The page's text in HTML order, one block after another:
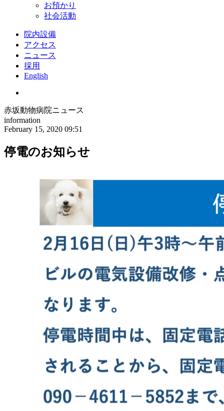
お預かり
社会活動
院内設備
アクセス
ニュース
採用
English
赤坂動物病院ニュース
information
February 15, 2020 09:51
停電のお知らせ